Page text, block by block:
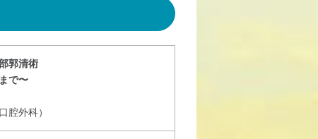
郭清術
で〜
外科）